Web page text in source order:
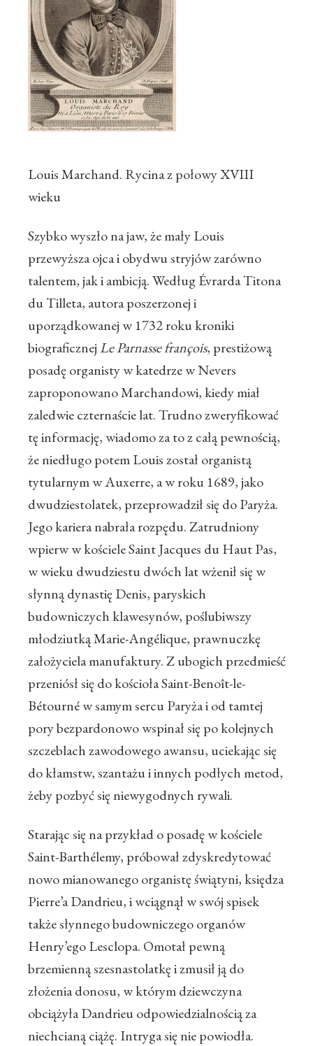
Louis Marchand. Rycina z połowy XVIII
wieku
Szybko wyszło na jaw, że mały Louis
przewyższa ojca i obydwu stryjów zarówno
talentem, jak i ambicją. Według Évrarda Titona
du Tilleta, autora poszerzonej i
uporządkowanej w 1732 roku kroniki
biograficznejLe Parnasse françois, prestiżową
posadę organisty w katedrze w Nevers
zaproponowano Marchandowi, kiedy miał
zaledwie czternaście lat. Trudno zweryfikować
tę informację, wiadomo za to z całą pewnością,
że niedługo potem Louis został organistą
tytularnym w Auxerre, a w roku 1689, jako
dwudziestolatek, przeprowadził się do Paryża.
Jego kariera nabrała rozpędu. Zatrudniony
wpierw w kościele Saint Jacques du Haut Pas,
w wieku dwudziestu dwóch lat wżenił się w
słynną dynastię Denis, paryskich
budowniczych klawesynów, poślubiwszy
młodziutką Marie-Angélique, prawnuczkę
założyciela manufaktury. Z ubogich przedmieść
przeniósł się do kościoła Saint-Benoît-le-
Bétourné w samym sercu Paryża i od tamtej
pory bezpardonowo wspinał się po kolejnych
szczeblach zawodowego awansu, uciekając się
do kłamstw, szantażu i innych podłych metod,
żeby pozbyć się niewygodnych rywali.
Starając się na przykład o posadę w kościele
Saint-Barthélemy, próbował zdyskredytować
nowo mianowanego organistę świątyni, księdza
Pierre’a Dandrieu, i wciągnął w swój spisek
także słynnego budowniczego organów
Henry’ego Lesclopa. Omotał pewną
brzemienną szesnastolatkę i zmusił ją do
złożenia donosu, w którym dziewczyna
obciążyła Dandrieu odpowiedzialnością za
niechcianą ciążę. Intryga się nie powiodła.